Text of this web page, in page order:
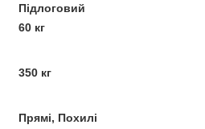
Підлоговий
60 кг
350 кг
Прямі, Похилі